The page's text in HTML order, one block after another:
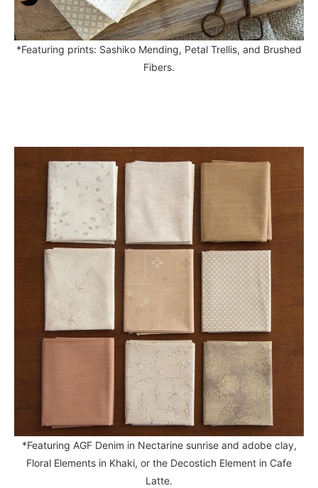
*Featuring prints: Sashiko Mending, Petal Trellis, and Brushed
Fibers.
*Featuring AGF Denim in Nectarine sunrise and adobe clay,
Floral Elements in Khaki, or the Decostich Element in Cafe
Latte.